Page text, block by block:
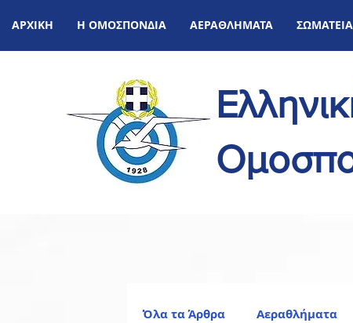
ΑΡΧΙΚΗ Η ΟΜΟΣΠΟΝΔΙΑ ΑΕΡΑΘΛΗΜΑΤΑ ΣΩΜΑΤΕΙΑ
Όλα τα Άρθρα Αεραθλήματα